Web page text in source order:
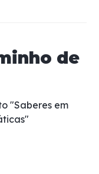
de
"Saberes em